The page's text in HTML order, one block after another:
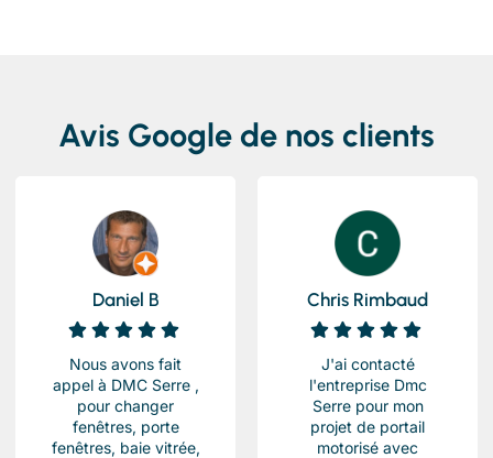
Avis Google de nos clients
Daniel B
Nous avons fait
appel à DMC Serre ,
pour changer
fenêtres, porte
fenêtres, baie vitrée,
Chris Rimbaud
J'ai contacté
l'entreprise Dmc
Serre pour mon
projet de portail
motorisé avec